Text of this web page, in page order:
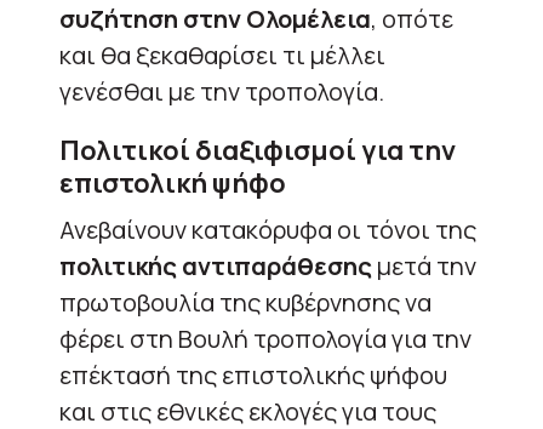
συζήτηση στην Ολομέλεια, οπότε
και θα ξεκαθαρίσει τι μέλλει
γενέσθαι με την τροπολογία.
Πολιτικοί διαξιφισμοί για την
επιστολική ψήφο
Ανεβαίνουν κατακόρυφα οι τόνοι της
πολιτικής αντιπαράθεσηςμετά την
πρωτοβουλία της κυβέρνησης να
φέρει στη Βουλή τροπολογία για την
επέκτασή της επιστολικής ψήφου
και στις εθνικές εκλογές για τους